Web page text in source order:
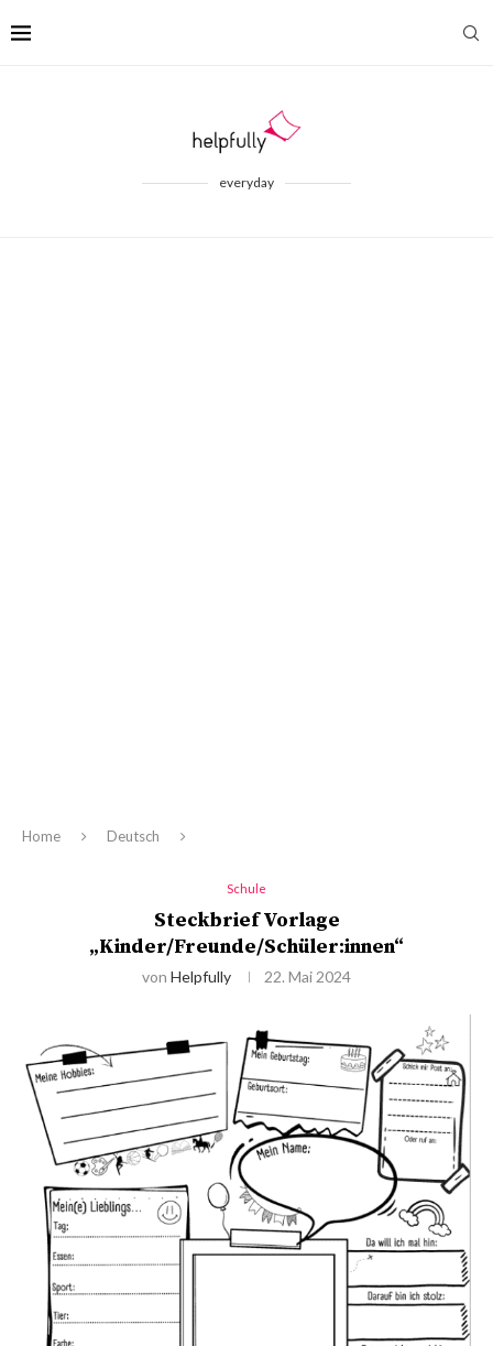
everyday
Home Deutsch
Schule
Steckbrief Vorlage
„Kinder/Freunde/Schüler:innen“
von Helpfully 22. Mai 2024